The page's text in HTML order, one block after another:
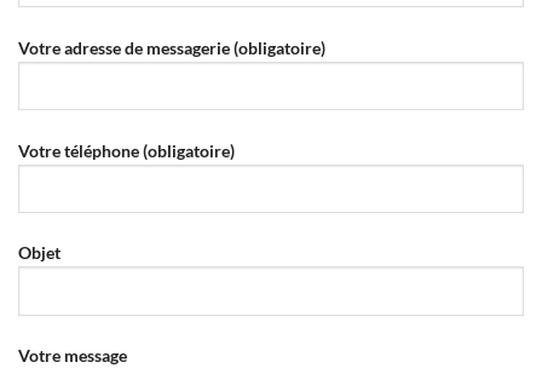
Votre adresse de messagerie (obligatoire)
Votre téléphone (obligatoire)
Objet
Votre message